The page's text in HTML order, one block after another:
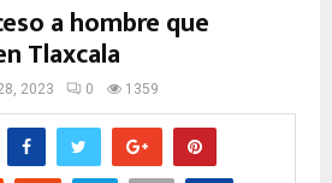
a hombre que
Tlaxcala
2023 0 1359